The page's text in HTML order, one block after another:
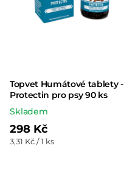
Topvet Humátové tablety -
Protectin pro psy 90 ks
Skladem
298 Kč
Měrná
3,31 Kč / 1 ks